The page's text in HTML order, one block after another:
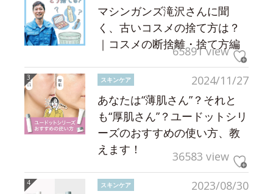
マシンガンズ滝沢さんに聞
く、古いコスメの捨て方は？
｜コスメの断捨離・捨て方編
65891 view
2024/11/27
スキンケア
あなたは“薄肌さん”？それと
も“厚肌さん”？ユードットシリ
ーズのおすすめの使い方、教
えます！
36583 view
2023/08/30
スキンケア